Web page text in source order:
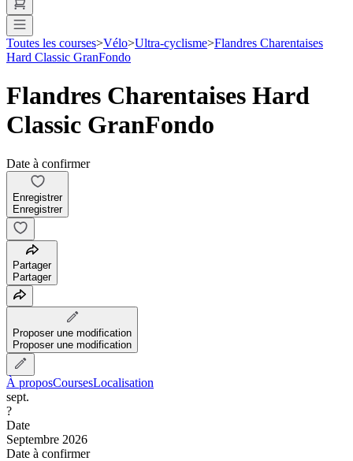
Toutes les courses>Vélo>Ultra-cyclisme>Flandres Charentaises
Hard Classic GranFondo
Flandres Charentaises Hard
Classic GranFondo
Date à confirmer
Enregistrer
Enregistrer
Partager
Partager
Proposer une modification
Proposer une modification
À proposCoursesLocalisation
sept.
?
Date
Septembre 2026
Date à confirmer